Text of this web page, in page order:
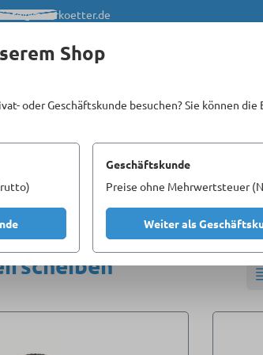
info@meerkoetter.de
Unsere Homepages
Shop
oder Geschäftskunde besuchen? Sie können die
Geschäftskunde
Preise ohne Mehrwertsteuer
Weiter als